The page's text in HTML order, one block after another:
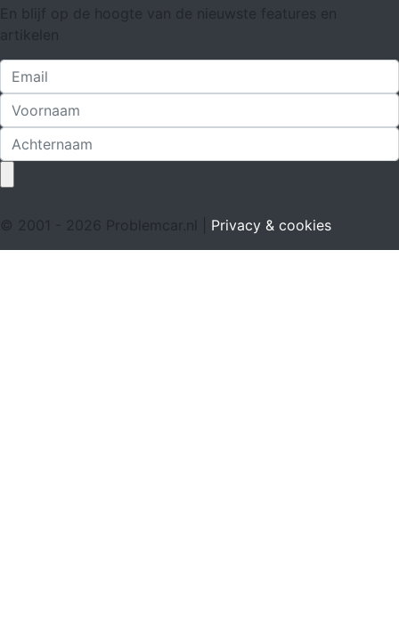
En blijf op de hoogte van de nieuwste features en
artikelen
© 2001 - 2026 Problemcar.nl | Privacy & cookies